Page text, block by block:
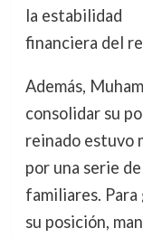
la estabilidad
financiera del
Además,
consolidar su
reinado estuvo
por una serie
familiares.
su posición,